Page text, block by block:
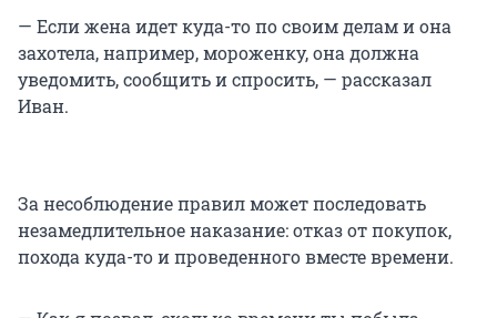
— Если жена идет куда-то по своим делам и она
захотела, например, мороженку, она должна
уведомить, сообщить и спросить, — рассказал
Иван.
За несоблюдение правил может последовать
незамедлительное наказание: отказ от покупок,
похода куда-то и проведенного вместе времени.